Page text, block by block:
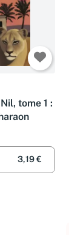
tome 1 :
3,19 €